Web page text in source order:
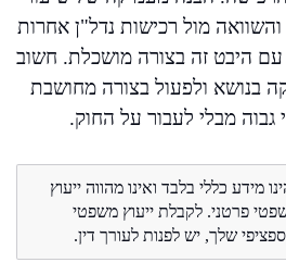
מול רכישות נדל"ן אחרות
עם היבט זה בצורה מושכלת. חשוב
בנושא ולפעול בצורה מחושבת
מבלי לעבור על החוק.
מידע כללי בלבד ואינו מהווה ייעוץ
פרטני. לקבלת ייעוץ משפטי
שלך, יש לפנות לעורך דין.